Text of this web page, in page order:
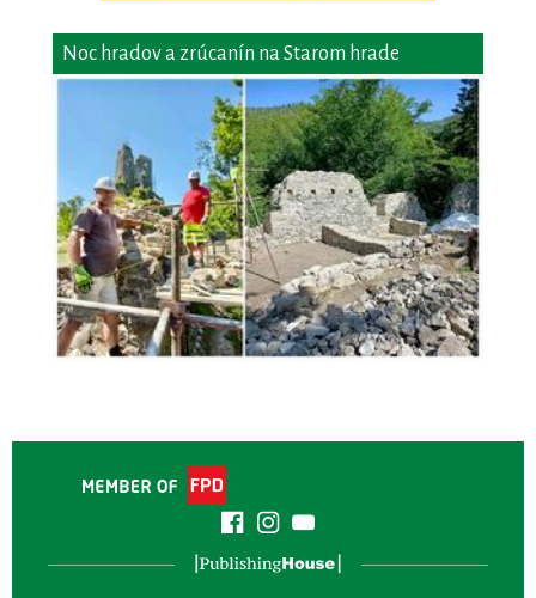
Noc hradov a zrúcanín na Starom hrade